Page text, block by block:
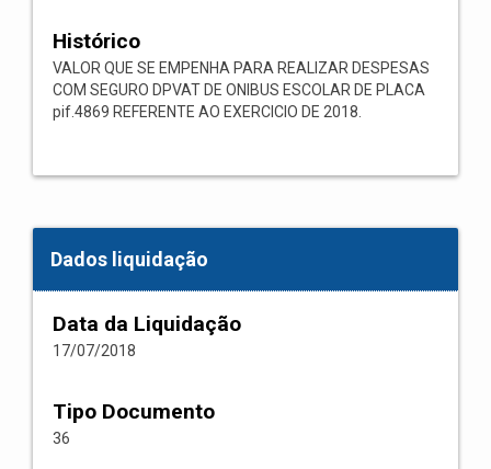
Histórico
VALOR QUE SE EMPENHA PARA REALIZAR DESPESAS
COM SEGURO DPVAT DE ONIBUS ESCOLAR DE PLACA
pif.4869 REFERENTE AO EXERCICIO DE 2018.
Dados liquidação
Data da Liquidação
17/07/2018
Tipo Documento
36